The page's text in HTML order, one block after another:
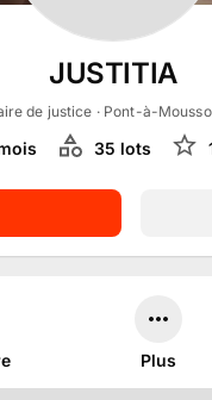
JUSTITIA
de justice · Pont-à-
35 lots
Plus